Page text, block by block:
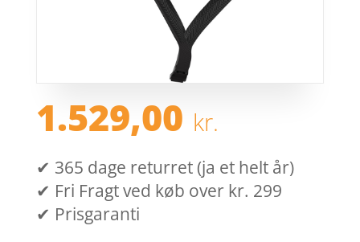
1.529,00 kr.
✔ 365 dage returret (ja et helt år)
✔ Fri Fragt ved køb over kr. 299
✔ Prisgaranti